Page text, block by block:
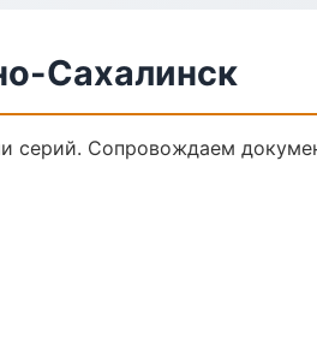
Сахалинск
серий. Сопровождаем